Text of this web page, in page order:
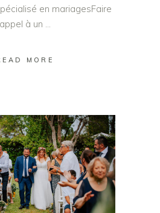
en mariagesFaire
appel à un
MORE